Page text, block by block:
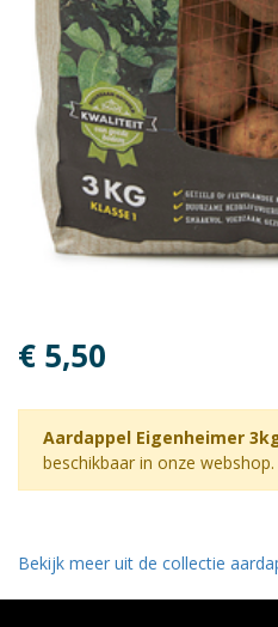
€ 5,50
Aardappel Eigenheimer
beschikbaar in onze webshop.
Bekijk meer uit de collectie